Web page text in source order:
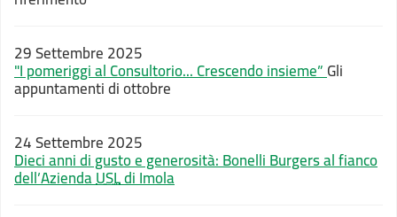
29 Settembre 2025
"I pomeriggi al Consultorio... Crescendo insieme”Gli
appuntamenti di ottobre
24 Settembre 2025
Dieci anni di gusto e generosità: Bonelli Burgers al fianco
dell’AziendaUSLdi Imola